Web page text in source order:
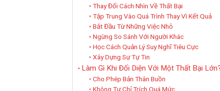
Thay Đổi Cách Nhìn Về Thất Bại
Tập Trung Vào Quá Trình Thay Vì Kết Quả
Bắt Đầu Từ Những Việc Nhỏ
Ngừng So Sánh Với Người Khác
Học Cách Quản Lý Suy Nghĩ Tiêu Cực
Xây Dựng Sự Tự Tin
Làm Gì Khi Đối Diện Với Một Thất Bại
Cho Phép Bản Thân Buồn
Không Tự Chỉ Trích Quá Mức